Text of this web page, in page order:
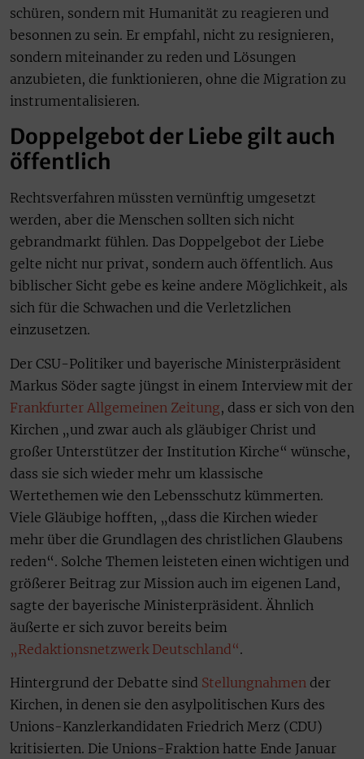
schüren, sondern mit Humanität zu reagieren und
besonnen zu sein. Er empfahl, nicht zu resignieren,
sondern miteinander zu reden und Lösungen
anzubieten, die funktionieren, ohne die Migration zu
instrumentalisieren.
Doppelgebot der Liebe gilt auch
öffentlich
Rechtsverfahren müssten vernünftig umgesetzt
werden, aber die Menschen sollten sich nicht
gebrandmarkt fühlen. Das Doppelgebot der Liebe
gelte nicht nur privat, sondern auch öffentlich. Aus
biblischer Sicht gebe es keine andere Möglichkeit, als
sich für die Schwachen und die Verletzlichen
einzusetzen.
Der CSU-Politiker und bayerische Ministerpräsident
Markus Söder sagte jüngst in einem Interview mit der
Frankfurter Allgemeinen Zeitung, dass er sich von den
Kirchen „und zwar auch als gläubiger Christ und
großer Unterstützer der Institution Kirche“ wünsche,
dass sie sich wieder mehr um klassische
Wertethemen wie den Lebensschutz kümmerten.
Viele Gläubige hofften, „dass die Kirchen wieder
mehr über die Grundlagen des christlichen Glaubens
reden“. Solche Themen leisteten einen wichtigen und
größerer Beitrag zur Mission auch im eigenen Land,
sagte der bayerische Ministerpräsident. Ähnlich
äußerte er sich zuvor bereits beim
„Redaktionsnetzwerk Deutschland“.
Hintergrund der Debatte sind Stellungnahmen der
Kirchen, in denen sie den asylpolitischen Kurs des
Unions-Kanzlerkandidaten Friedrich Merz (CDU)
kritisierten. Die Unions-Fraktion hatte Ende Januar